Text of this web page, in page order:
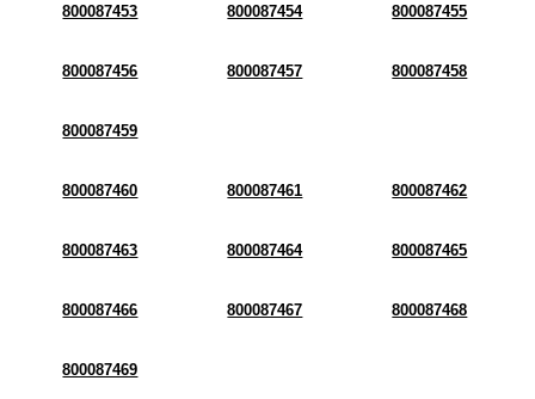
800087453 800087454 800087455
800087456 800087457 800087458
800087459
800087460 800087461 800087462
800087463 800087464 800087465
800087466 800087467 800087468
800087469